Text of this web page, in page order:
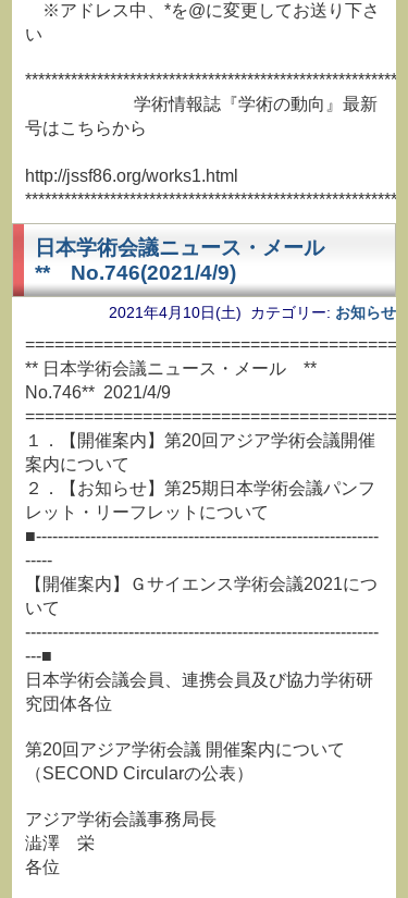
※アドレス中、*を@に変更してお送り下さ
い
学術情報誌『学術の動向』最新
号はこちらから
http://jssf86.org/works1.html
日本学術会議ニュース・メール
** No.746(2021/4/9)
2021年4月10日(土) カテゴリー: お知らせ
** 日本学術会議ニュース・メール **
No.746** 2021/4/9
１．【開催案内】第20回アジア学術会議開催
案内について
２．【お知らせ】第25期日本学術会議パンフ
レット・リーフレットについて
■---------------------------------------------------------------
-----
【開催案内】Ｇサイエンス学術会議2021につ
いて
-----------------------------------------------------------------
---■
日本学術会議会員、連携会員及び協力学術研
究団体各位
第20回アジア学術会議 開催案内について
（SECOND Circularの公表）
アジア学術会議事務局長
澁澤 栄
各位